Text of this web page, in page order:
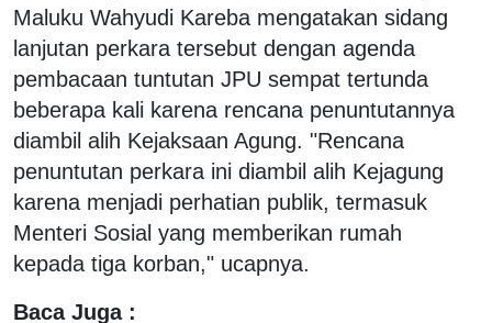
Maluku Wahyudi Kareba mengatakan sidang
lanjutan perkara tersebut dengan agenda
pembacaan tuntutan JPU sempat tertunda
beberapa kali karena rencana penuntutannya
diambil alih Kejaksaan Agung. "Rencana
penuntutan perkara ini diambil alih Kejagung
karena menjadi perhatian publik, termasuk
Menteri Sosial yang memberikan rumah
kepada tiga korban," ucapnya.
Baca Juga :